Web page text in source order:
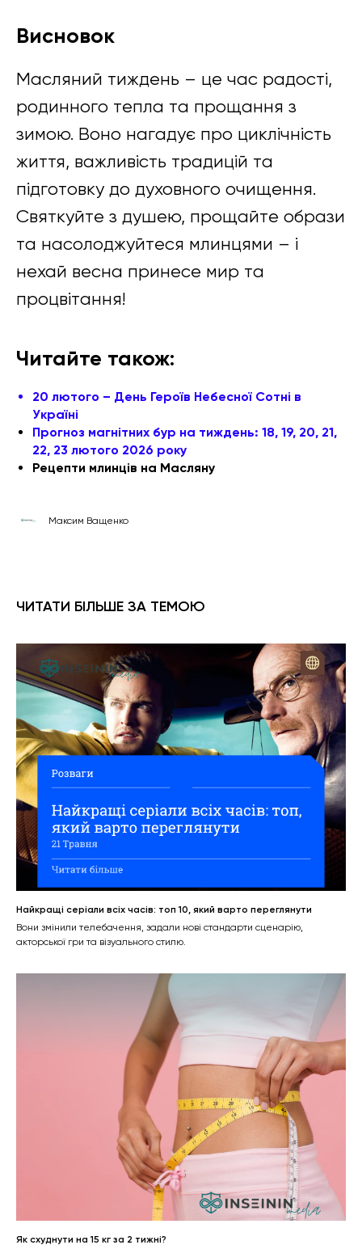
Висновок
Масляний тиждень – це час радості,
родинного тепла та прощання з
зимою. Воно нагадує про циклічність
життя, важливість традицій та
підготовку до духовного очищення.
Святкуйте з душею, прощайте образи
та насолоджуйтеся млинцями – і
нехай весна принесе мир та
процвітання!
Читайте також:
20 лютого – День Героїв Небесної Сотні в
Україні
Прогноз магнітних бур на тиждень: 18, 19, 20, 21,
22, 23 лютого 2026 року
Рецепти млинців на Масляну
Максим Ващенко
ЧИТАТИ БІЛЬШЕ ЗА ТЕМОЮ
Найкращі серіали всіх часів: топ 10, який варто переглянути
Вони змінили телебачення, задали нові стандарти сценарію,
акторської гри та візуального стилю.
Як схуднути на 15 кг за 2 тижні?